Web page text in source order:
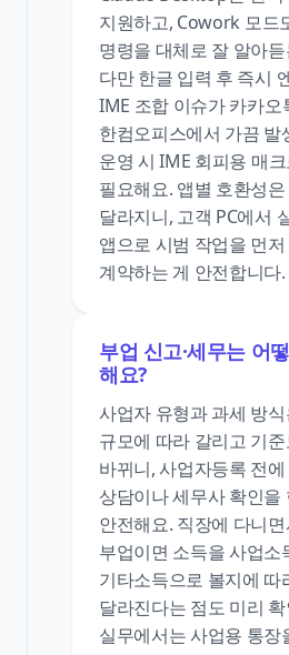
지원하고, Cowork 모드
명령을 대체로 잘 알아
다만 한글 입력 후 즉시
IME 조합 이슈가 카카오
한컴오피스에서 가끔 발
운영 시 IME 회피용 매
필요해요. 앱별 호환성
달라지니, 고객 PC에서
앱으로 시범 작업을 먼
계약하는 게 안전합니다.
부업 신고·세무는 어
해요?
사업자 유형과 과세 방식
규모에 따라 갈리고 기
바뀌니, 사업자등록 전
상담이나 세무사 확인을
안전해요. 직장에 다니
부업이면 소득을 사업소
기타소득으로 볼지에 따
달라진다는 점도 미리
실무에서는 사업용 통장